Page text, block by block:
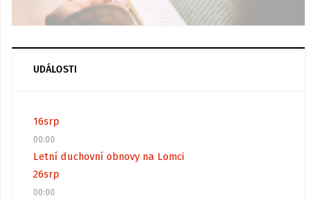
UDÁLOSTI
16srp
00:00
Letní duchovní obnovy na Lomci
26srp
00:00